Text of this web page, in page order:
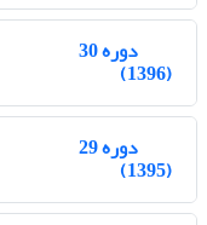
دوره 30
(1396)
دوره 29
(1395)